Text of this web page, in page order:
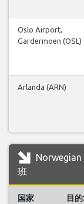
Oslo Airport,
Gardermoen (OSL)
Arlanda (ARN)
Norwegian
班
国家 目